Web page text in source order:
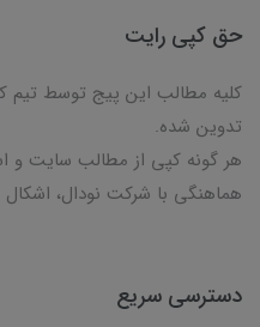
حق کپی رایت
کلیه مطالب این پیج توسط تیم
تدوین شده.
هر گونه کپی از مطالب سایت و
هماهنگی با شرکت نودال،
دسترسی سریع